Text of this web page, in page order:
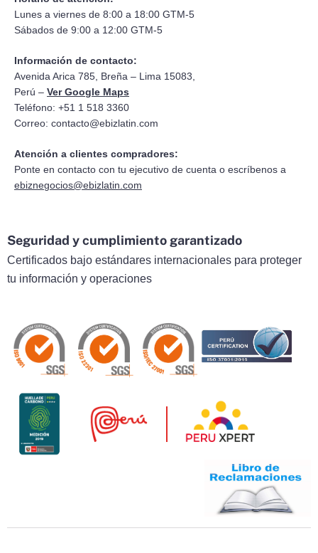
Lunes a viernes de 8:00 a 18:00 GTM-5
Sábados de 9:00 a 12:00 GTM-5
Información de contacto:
Avenida Arica 785, Breña – Lima 15083,
Perú – Ver Google Maps
Teléfono: +51 1 518 3360
Correo: contacto@ebizlatin.com
Atención a clientes compradores:
Ponte en contacto con tu ejecutivo de cuenta o escríbenos a
ebiznegocios@ebizlatin.com
Seguridad y cumplimiento garantizado
Certificados bajo estándares internacionales para proteger
tu información y operaciones